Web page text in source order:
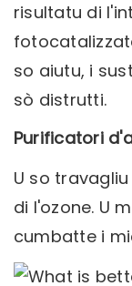
risultatu di
so aiutu, i
sò distrutti.
Purificatori
U so
di l'ozone. U
cumbatte i